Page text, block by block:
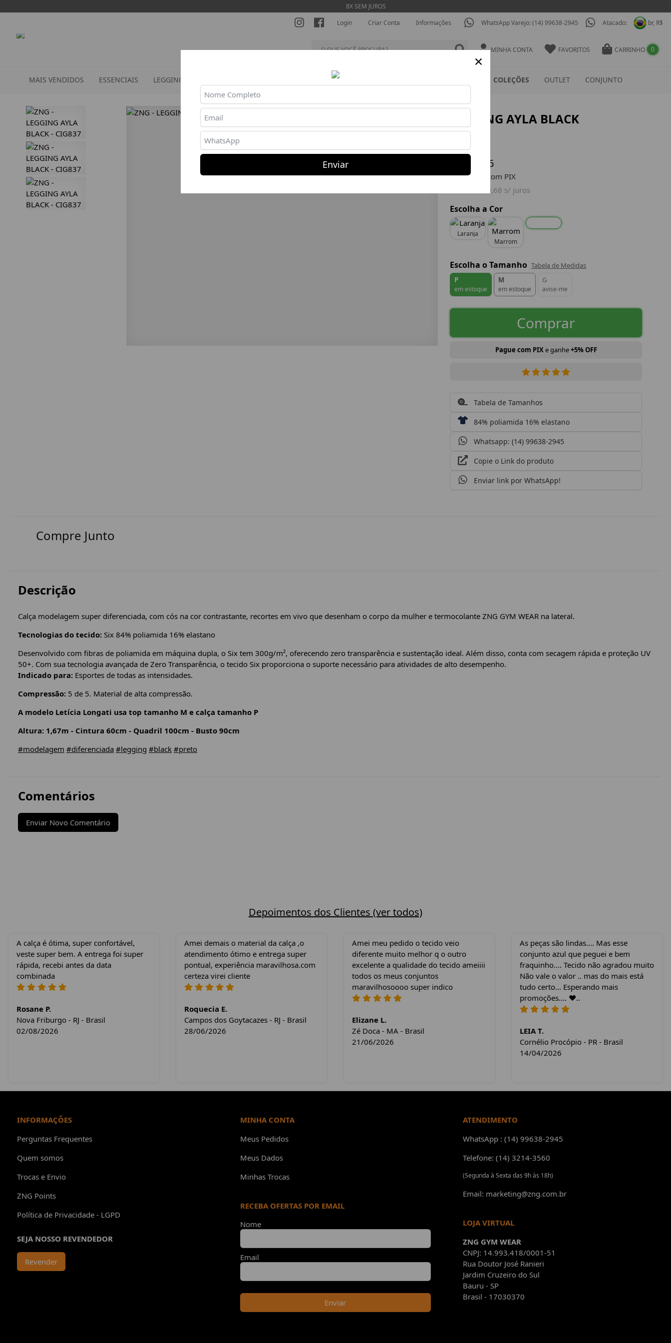
8X SEM JUROS
br, R$
Atacado:
WhatsApp Varejo: (14) 99638-2945
Informações
Criar Conta
Login
CARRINHO 0
FAVORITOS
MINHA CONTA
MAIS VENDIDOS ESSENCIAIS LEGGINGS BLUSAS COLEÇÕES OUTLET CONJUNTO
LEGGING AYLA BLACK
Ref: CIG837
R$ 275,77
R$ 165,46
R$ 157,19 com PIX
ou 8x R$ 20,68 s/ juros
Escolha a Cor
Laranja
Marrom
Escolha o Tamanho Tabela de Medidas
P
em estoque
M
em estoque
G
avise-me
Comprar
Pague com PIXe ganhe+5% OFF
Tabela de Tamanhos
84% poliamida 16% elastano
Whatsapp: (14) 99638-2945
Copie o Link do produto
Enviar link por WhatsApp!
Compre Junto
Descrição
Calça modelagem super diferenciada, com cós na cor contrastante, recortes em vivo que desenham o corpo da mulher e termocolante ZNG GYM WEAR na lateral.
Tecnologias do tecido: Six 84% poliamida 16% elastano
Desenvolvido com fibras de poliamida em máquina dupla, o Six tem 300g/m², oferecendo zero transparência e sustentação ideal. Além disso, conta com secagem rápida e proteção UV
50+. Com sua tecnologia avançada de Zero Transparência, o tecido Six proporciona o suporte necessário para atividades de alto desempenho.
Indicado para: Esportes de todas as intensidades.
Compressão: 5 de 5. Material de alta compressão.
A modelo Letícia Longati usa top tamanho M e calça tamanho P
Altura: 1,67m - Cintura 60cm - Quadril 100cm - Busto 90cm
#modelagem #diferenciada #legging #black #preto
Comentários
Enviar Novo Comentário
Depoimentos dos Clientes (ver todos)
A calça é ótima, super confortável,
veste super bem. A entrega foi super
rápida, recebi antes da data
combinada
Rosane P.
Nova Friburgo - RJ - Brasil
02/08/2026
Amei demais o material da calça ,o
atendimento ótimo e entrega super
pontual, experiência maravilhosa.com
certeza virei cliente
Roquecia E.
Campos dos Goytacazes - RJ - Brasil
28/06/2026
Amei meu pedido o tecido veio
diferente muito melhor q o outro
excelente a qualidade do tecido ameiiii
todos os meus conjuntos
maravilhosoooo super indico
Elizane L.
Zé Doca - MA - Brasil
21/06/2026
As peças são lindas.... Mas esse
conjunto azul que peguei e bem
fraquinho.... Tecido não agradou muito
Não vale o valor .. mas do mais está
tudo certo... Esperando mais
promoções.... ❤️..
LEIA T.
Cornélio Procópio - PR - Brasil
14/04/2026
INFORMAÇÕES
Perguntas Frequentes
Quem somos
Trocas e Envio
ZNG Points
Política de Privacidade - LGPD
SEJA NOSSO REVENDEDOR
Revender
MINHA CONTA
Meus Pedidos
Meus Dados
Minhas Trocas
RECEBA OFERTAS POR EMAIL
Nome
Email
Enviar
ATENDIMENTO
WhatsApp : (14) 99638-2945
Telefone: (14) 3214-3560
(Segunda à Sexta das 9h às 18h)
Email: marketing@zng.com.br
LOJA VIRTUAL
ZNG GYM WEAR
CNPJ: 14.993.418/0001-51
Rua Doutor José Ranieri
Jardim Cruzeiro do Sul
Bauru - SP
Brasil - 17030370
×
Enviar